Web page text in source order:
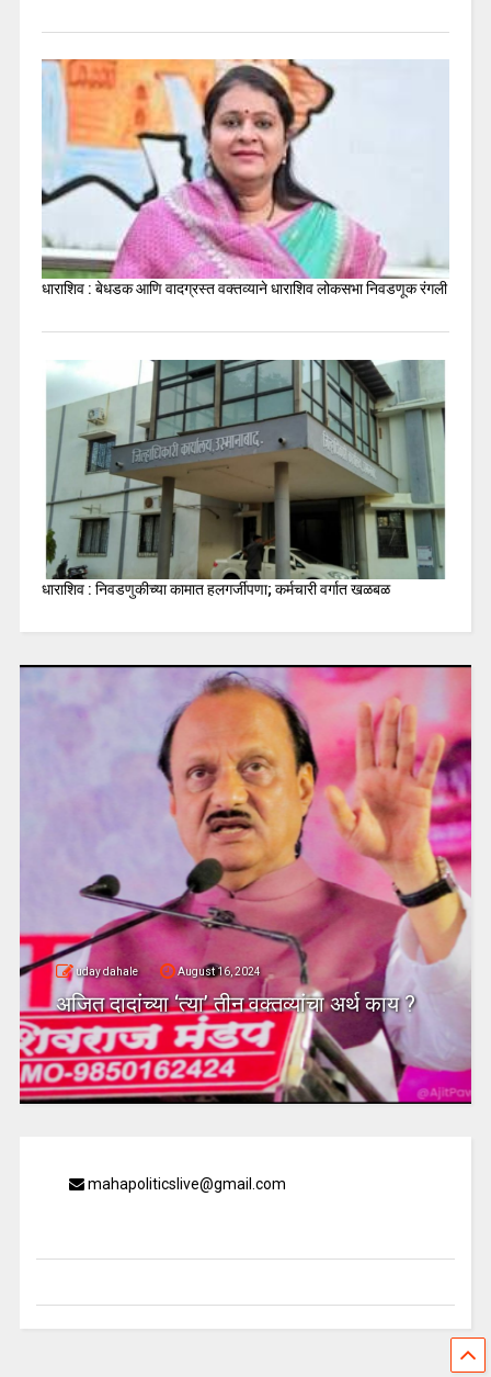
धाराशिव : बेधडक आणि वादग्रस्त वक्तव्याने धाराशिव लोकसभा निवडणूक रंगली
धाराशिव : निवडणुकीच्या कामात हलगर्जीपणा; कर्मचारी वर्गात खळबळ
uday dahale August 16, 2024
अजित दादांच्या ‘त्या’ तीन वक्तव्यांचा अर्थ काय ?
mahapoliticslive@gmail.com